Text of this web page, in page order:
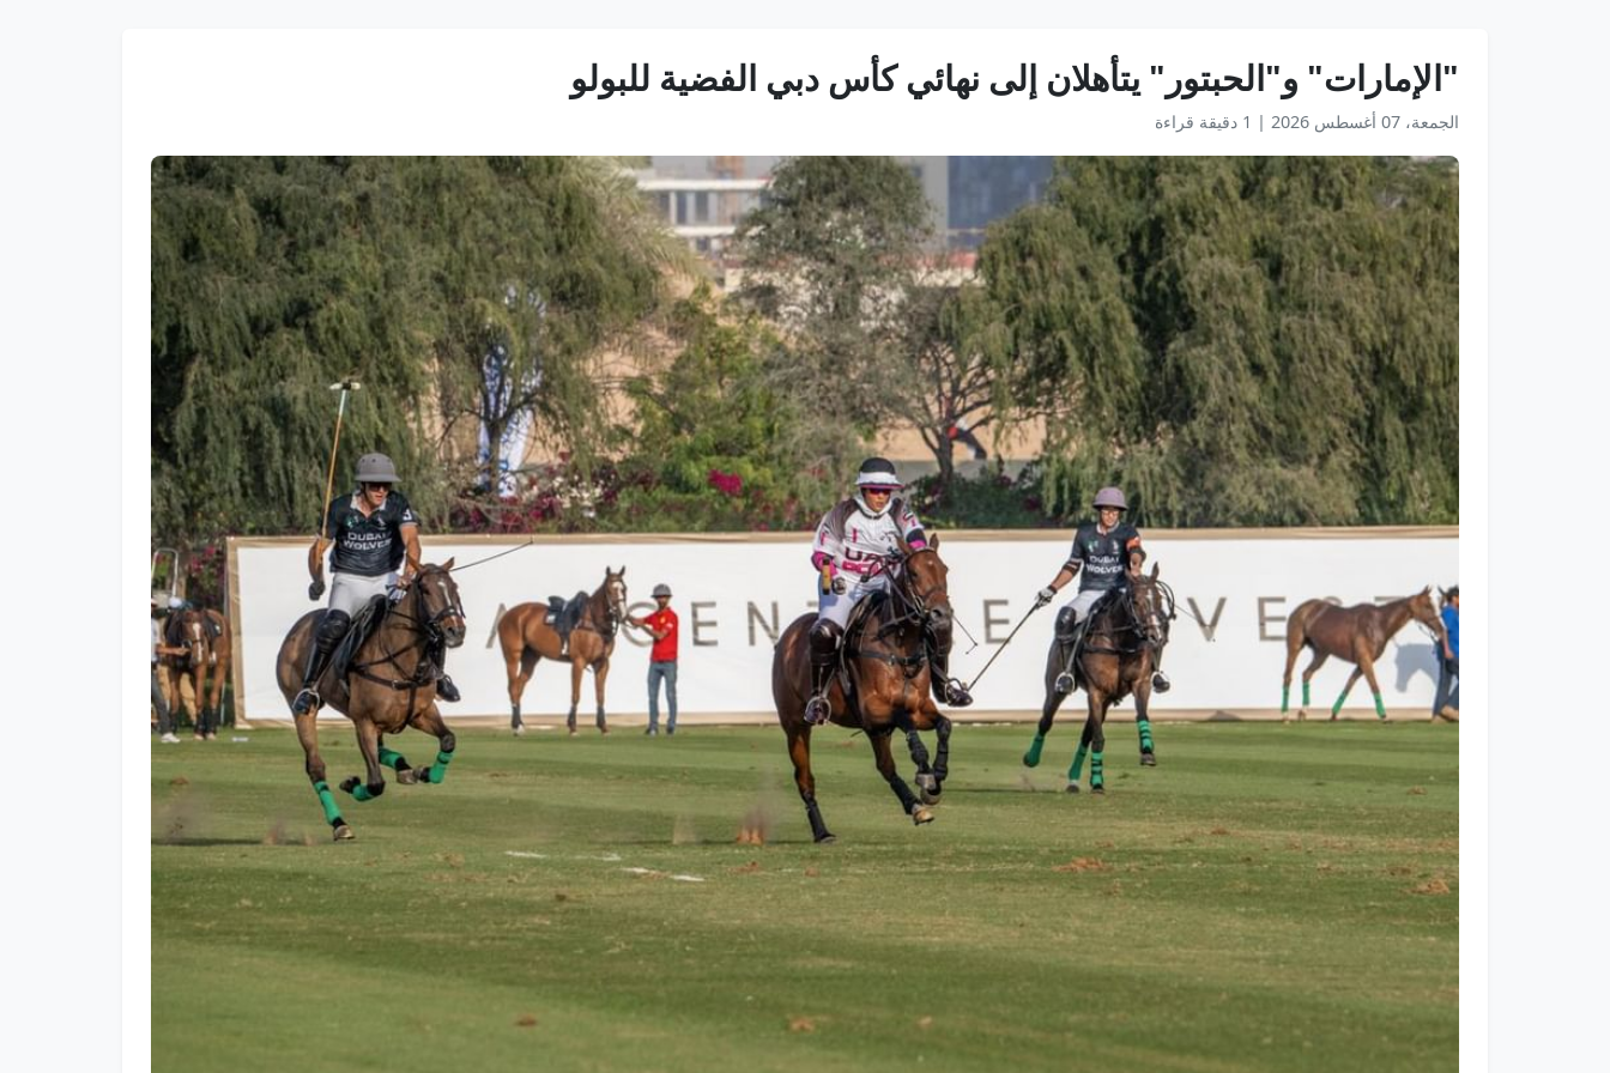
"الإمارات" و"الحبتور" يتأهلان إلى نهائي كأس دبي الفضية للبولو
الجمعة، 07 أغسطس 2026 | 1 دقيقة قراءة